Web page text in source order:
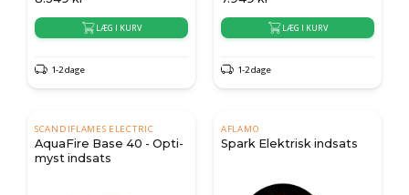
LÆG I KURV
1-2 dage
LÆG I KURV
1-2 dage
SCANDIFLAMES ELECTRIC
AquaFire Base 40 - Opti-
myst indsats
AFLAMO
Spark Elektrisk indsats